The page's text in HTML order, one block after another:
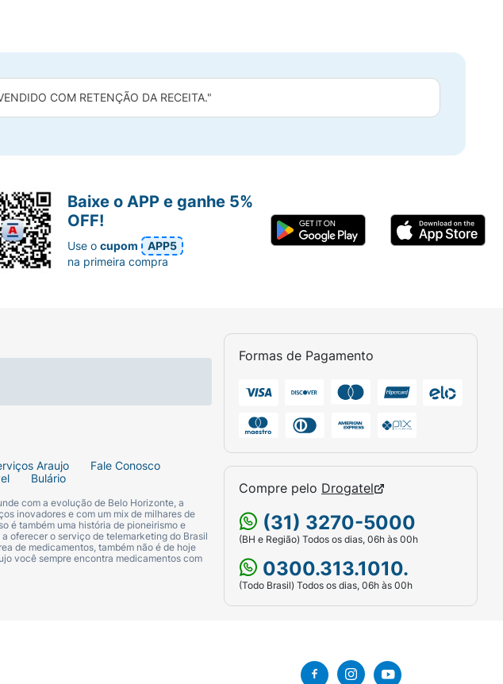
COM RETENÇÃO DA RECEITA."
Araujo
Fale Conosco
Bulário
com a evolução de Belo Horizonte, a
inovadores e com um mix de milhares de
é também uma história de pioneirismo e
oferecer o serviço de telemarketing do Brasil
de medicamentos, também não é de hoje
você sempre encontra medicamentos com
Formas de Pagamento
Compre pelo Drogatel
(31) 3270-5000
(BH e Região) Todos os dias, 06h às 00h
0300.313.1010.
(Todo Brasil) Todos os dias, 06h às 00h
Baixe o APP e ganhe 5%
OFF!
Use ocupom
APP5
na primeira compra